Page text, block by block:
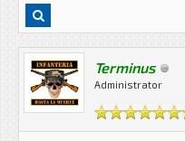
Terminus
Administrator